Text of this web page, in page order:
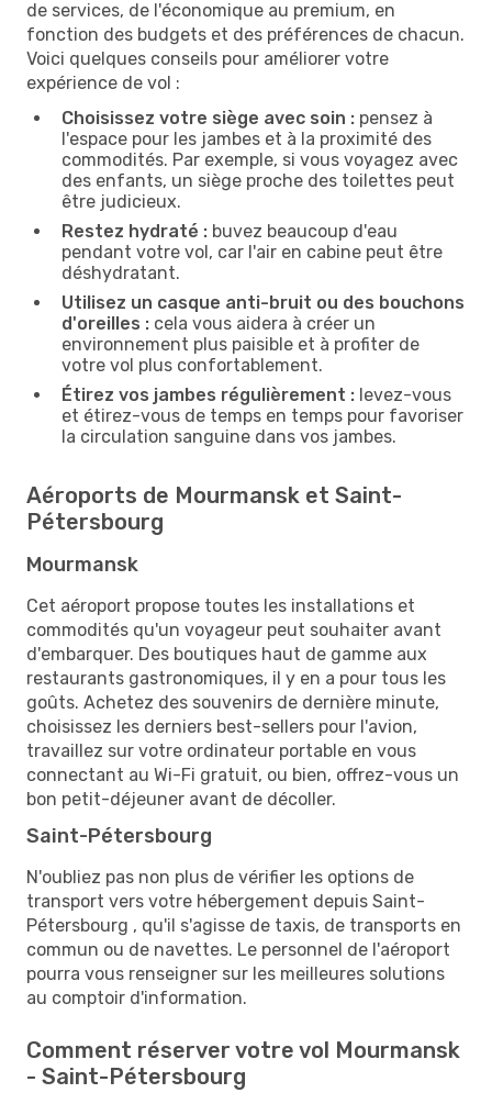
de services, de l'économique au premium, en
fonction des budgets et des préférences de chacun.
Voici quelques conseils pour améliorer votre
expérience de vol :
Choisissez votre siège avec soin : pensez à
l'espace pour les jambes et à la proximité des
commodités. Par exemple, si vous voyagez avec
des enfants, un siège proche des toilettes peut
être judicieux.
Restez hydraté : buvez beaucoup d'eau
pendant votre vol, car l'air en cabine peut être
déshydratant.
Utilisez un casque anti-bruit ou des bouchons
d'oreilles : cela vous aidera à créer un
environnement plus paisible et à profiter de
votre vol plus confortablement.
Étirez vos jambes régulièrement : levez-vous
et étirez-vous de temps en temps pour favoriser
la circulation sanguine dans vos jambes.
Aéroports de Mourmansk et Saint-
Pétersbourg
Mourmansk
Cet aéroport propose toutes les installations et
commodités qu'un voyageur peut souhaiter avant
d'embarquer. Des boutiques haut de gamme aux
restaurants gastronomiques, il y en a pour tous les
goûts. Achetez des souvenirs de dernière minute,
choisissez les derniers best-sellers pour l'avion,
travaillez sur votre ordinateur portable en vous
connectant au Wi-Fi gratuit, ou bien, offrez-vous un
bon petit-déjeuner avant de décoller.
Saint-Pétersbourg
N'oubliez pas non plus de vérifier les options de
transport vers votre hébergement depuis Saint-
Pétersbourg , qu'il s'agisse de taxis, de transports en
commun ou de navettes. Le personnel de l'aéroport
pourra vous renseigner sur les meilleures solutions
au comptoir d'information.
Comment réserver votre vol Mourmansk
- Saint-Pétersbourg